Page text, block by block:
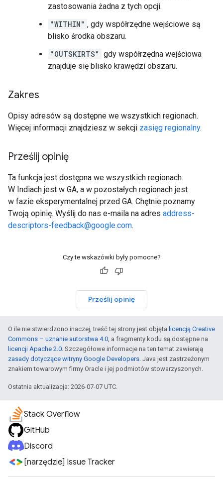
zastosowania żadna z tych opcji.
"WITHIN" , gdy współrzędne wejściowe są
blisko środka obszaru.
"OUTSKIRTS" gdy współrzędna wejściowa
znajduje się blisko krawędzi obszaru.
Zakres
Opisy adresów są dostępne we wszystkich regionach.
Więcej informacji znajdziesz w sekcji zasięg regionalny.
Prześlij opinię
Ta funkcja jest dostępna we wszystkich regionach.
W Indiach jest w GA, a w pozostałych regionach jest
w fazie eksperymentalnej przed GA. Chętnie poznamy
Twoją opinię. Wyślij do nas e-maila na adres address-
descriptors-feedback@google.com.
Czy te wskazówki były pomocne?
Prześlij opinię
O ile nie stwierdzono inaczej, treść tej strony jest objęta licencją Creative
Commons – uznanie autorstwa 4.0, a fragmenty kodu są dostępne na
licencji Apache 2.0. Szczegółowe informacje na ten temat zawierają
zasady dotyczące witryny Google Developers. Java jest zastrzeżonym
znakiem towarowym firmy Oracle i jej podmiotów stowarzyszonych.
Ostatnia aktualizacja: 2026-07-07 UTC.
Stack Overflow
GitHub
Discord
[narzędzie] Issue Tracker